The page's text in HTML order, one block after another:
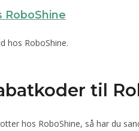
hos RoboShine.
til
hos RoboShine, så har du